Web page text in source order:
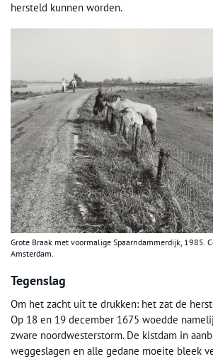
hersteld kunnen worden.
Grote Braak met voormalige Spaarndammerdijk, 1985.
Amsterdam.
Tegenslag
Om het zacht uit te drukken: het zat de
Op 18 en 19 december 1675 woedde
zware noordwesterstorm. De kistdam in
weggeslagen en alle gedane moeite bleek